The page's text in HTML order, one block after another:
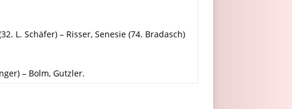
L. Schäfer) – Risser, Senesie (74. Bradasch)
– Bolm, Gutzler.